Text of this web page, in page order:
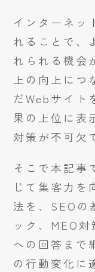
インターネッ
れることで、
れられる機会
上の向上につ
だWebサイト
果の上位に表
対策が不可欠
そこで本記事
じて集客力を
法を、SEOの
ック、MEO
への回答まで
の行動変化に